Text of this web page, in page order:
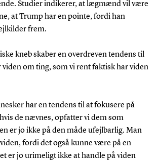
Studier indikerer, at lægmænd vil være
at Trump har en pointe, fordi han
frem.
kneb skaber en overdreven tendens til
viden om ting, som vi rent faktisk har viden
har en tendens til at fokusere på
de nævnes, opfatter vi dem som
er jo ikke på den måde ufejlbarlig. Man
fordi det også kunne være på en
er jo urimeligt ikke at handle på viden